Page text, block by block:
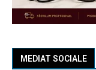
MEDIAT SOCIALE